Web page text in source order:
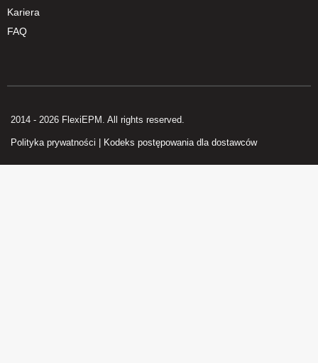
Kariera
FAQ
2014 - 2026 FlexiEPM. All rights reserved.
Polityka prywatności Kodeks postępowania dla dostawców